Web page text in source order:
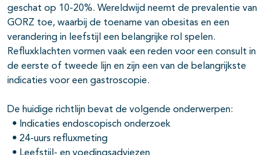
geschat op 10-20%. Wereldwijd neemt de prevalentie van
GORZ toe, waarbij de toename van obesitas en een
verandering in leefstijl een belangrijke rol spelen.
Refluxklachten vormen vaak een reden voor een consult in
de eerste of tweede lijn en zijn een van de belangrijkste
indicaties voor een gastroscopie.
De huidige richtlijn bevat de volgende onderwerpen:
• Indicaties endoscopisch onderzoek
• 24-uurs refluxmeting